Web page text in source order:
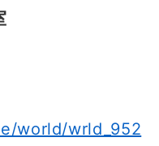
world/wrld_952